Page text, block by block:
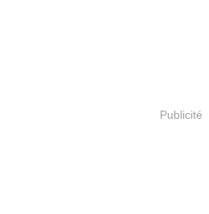
Publicité